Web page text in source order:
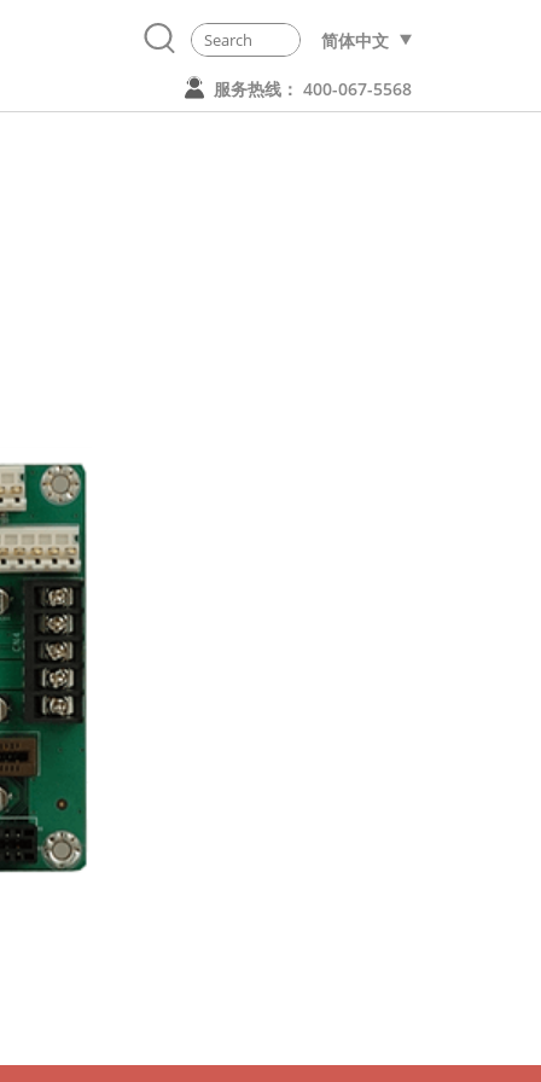
简体中文
服务热线： 400-067-5568